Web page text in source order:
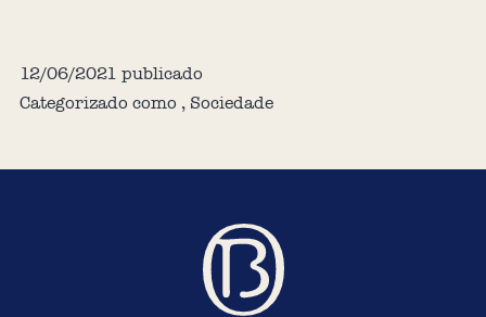
12/06/2021 publicado
Categorizado como , Sociedade